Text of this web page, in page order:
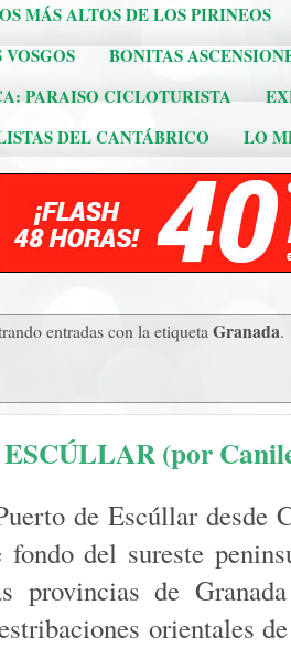
MÁS ALTOS DE LOS PIRINEOS
BONITAS
PARAISO CICLOTURISTA
DEL CANTÁBRICO
LO
entradas con la etiquetaGranada.
(por
de Escúllar desde
fondo del sureste
provincias de
orientales